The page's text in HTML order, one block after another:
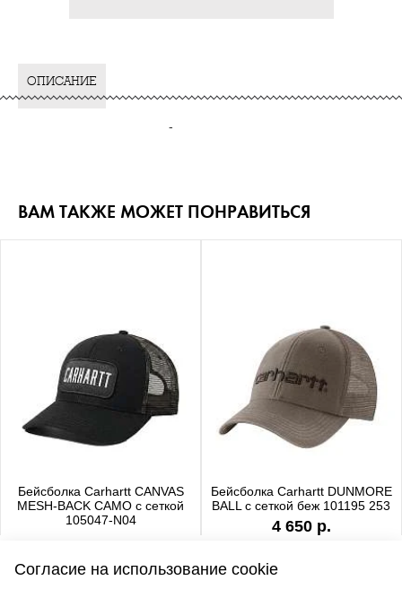
ОПИСАНИЕ
-
ВАМ ТАКЖЕ МОЖЕТ ПОНРАВИТЬСЯ
Бейсболка Carhartt CANVAS
MESH-BACK CAMO с сеткой
105047-N04
Бейсболка Carhartt DUNMORE
BALL с сеткой беж 101195 253
4 650 р.
Согласие на использование cookie